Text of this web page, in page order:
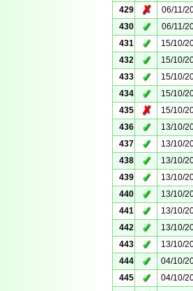
429 ✗ 06/11/
430
✓ 06/11/
431
✓ 15/10/
432
✓ 15/10/
433
✓ 15/10/
434
✓ 15/10/
435
✗ 15/10/
436
✓ 13/10/
437
✓ 13/10/
438
✓ 13/10/
439
✓ 13/10/
440
✓ 13/10/
441
✓ 13/10/
442
✓ 13/10/
443
✓ 13/10/
444
✓ 04/10/
445
✓ 04/10/